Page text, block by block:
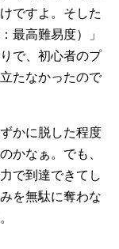
ですよ。そした
最高難易度）」
で、初心者のプ
たなかったので
かに脱した程度
かなぁ。でも、
で到達できてし
を無駄に奪わな